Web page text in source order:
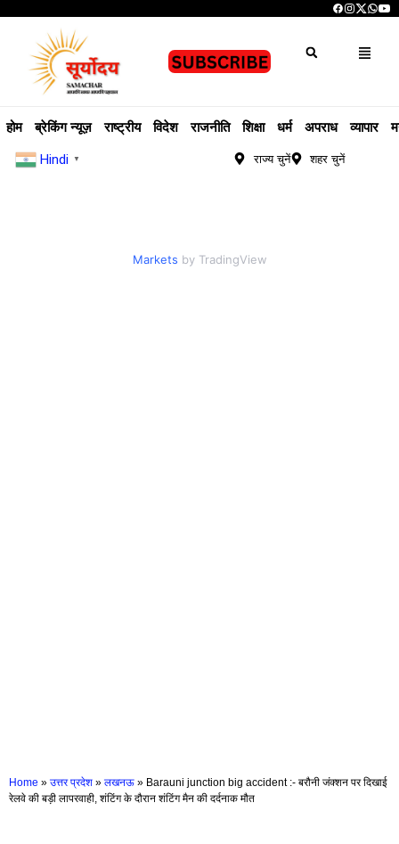
होम ब्रेकिंग न्यूज़ राष्ट्रीय विदेश राजनीति शिक्षा धर्म अपराध व्यापार
Hindi ▼ राज्य चुनें शहर चुनें
Markets by TradingView
Home » उत्तर प्रदेश » लखनऊ » Barauni junction big accident :- बरौनी जंक्शन पर दिखाई
रेलवे की बड़ी लापरवाही, शंटिंग के दौरान शंटिंग मैन की दर्दनाक मौत